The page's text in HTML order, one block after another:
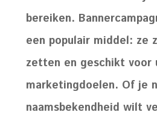
bereiken.
een populair middel: ze
zetten en geschikt voor
marketingdoelen. Of je
naamsbekendheid wilt